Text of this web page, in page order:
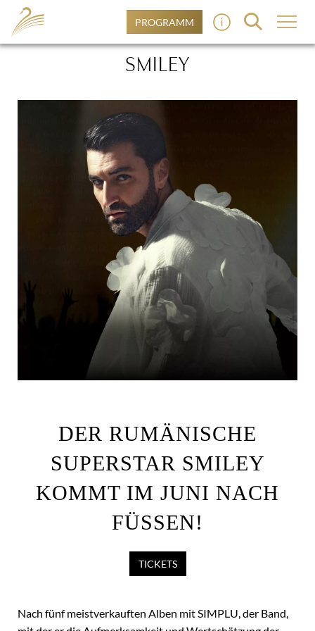
PROGRAMM
SMILEY
DER RUMÄNISCHE
SUPERSTAR SMILEY
KOMMT IM JUNI NACH
FÜSSEN!
TICKETS
Nach fünf meistverkauften Alben mit SIMPLU, der Band,